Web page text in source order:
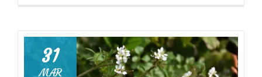
31
MAR